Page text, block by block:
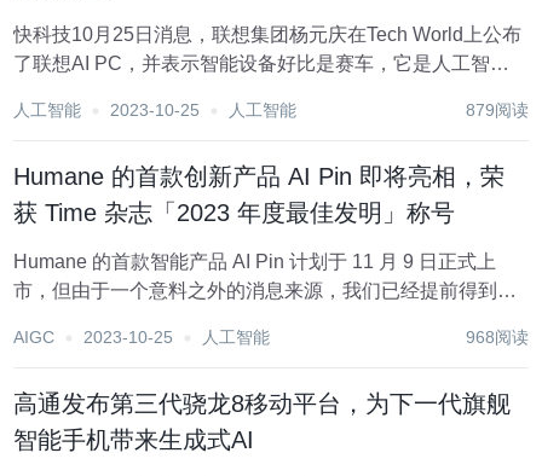
快科技10月25日消息，联想集团杨元庆在Tech World上公布
了联想AI PC，并表示智能设备好比是赛车，它是人工智能
技术能让用户自己的智能终端和设备拥有运行个人级大模型
人工智能 2023-10-25 人工智能 879阅读
Humane 的首款创新产品 AI Pin 即将亮相，荣
获 Time 杂志「2023 年度最佳发明」称号
Humane 的首款智能产品 AI Pin 计划于 11 月 9 日正式上
市，但由于一个意料之外的消息来源，我们已经提前得到了
Pin 已经被 Time 杂志评为「2023 年度最佳发明」之一，...
AIGC 2023-10-25 人工智能 968阅读
高通发布第三代骁龙8移动平台，为下一代旗舰
智能手机带来生成式AI